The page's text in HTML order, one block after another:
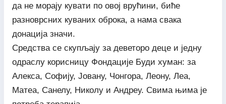
да не морају кувати по овој врућини, биће
разноврсних куваних оброка, а нама свака
донација значи.
Средства се скупљају за деветоро деце и једну
одраслу корисницу Фондације Буди хуман: за
Алекса, Софију, Јовану, Чонгора, Леону, Леа,
Матеа, Санелу, Николу и Андреу. Свима њима је